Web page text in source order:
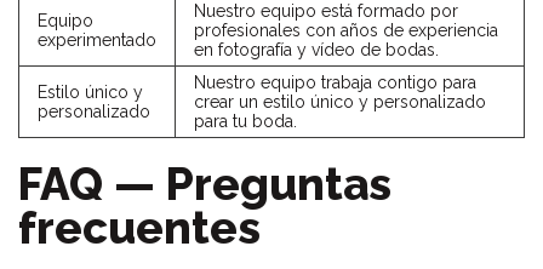
Equipo
experimentado
Nuestro equipo está formado por
profesionales con años de experiencia
en fotografía y vídeo de bodas.
Estilo único y
personalizado
Nuestro equipo trabaja contigo para
crear un estilo único y personalizado
para tu boda.
FAQ — Preguntas
frecuentes